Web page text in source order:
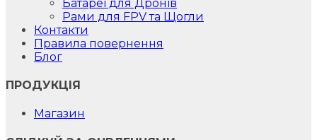
Батареї для Дронів
Рами для FPV та Щогли
Контакти
Правила повернення
Блог
ПРОДУКЦІЯ
Магазин